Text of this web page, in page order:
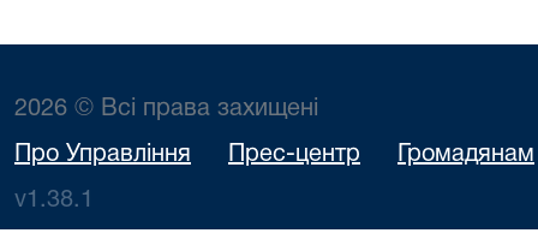
2026 © Всі права захищені
Про Управління Прес-центр Громадянам
v1.38.1